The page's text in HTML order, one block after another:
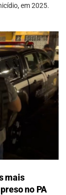
em 2025.
mais
no PA